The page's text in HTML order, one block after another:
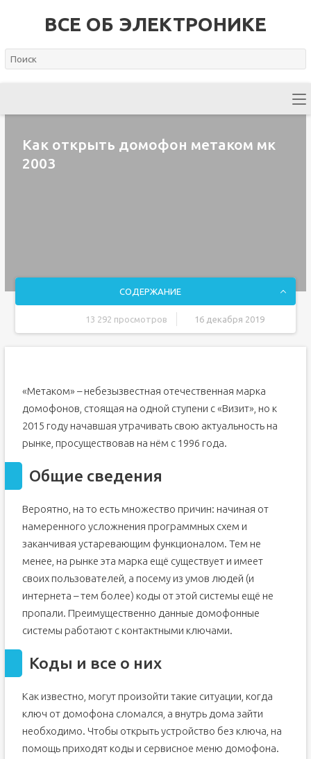
ВСЕ ОБ ЭЛЕКТРОНИКЕ
Как открыть домофон метаком мк
2003
СОДЕРЖАНИЕ
13 292 просмотров 16 декабря 2019
Как открыть домофон Метаком без ключа
Инструкция для моделей с дисплеем
Универсальные коды
Как открыть домофон Метаком без ключа
Инструкция для моделей с дисплеем
Инструкция для моделей без дисплея
Универсальные коды
Другие способы
«Метаком» – небезызвестная отечественная марка
домофонов, стоящая на одной ступени с «Визит», но к
2015 году начавшая утрачивать свою актуальность на
рынке, просуществовав на нём с 1996 года.
Общие сведения
Вероятно, на то есть множество причин: начиная от
намеренного усложнения программных схем и
заканчивая устаревающим функционалом. Тем не
менее, на рынке эта марка ещё существует и имеет
своих пользователей, а посему из умов людей (и
интернета – тем более) коды от этой системы ещё не
пропали. Преимущественно данные домофонные
системы работают с контактными ключами.
Коды и все о них
Как известно, могут произойти такие ситуации, когда
ключ от домофона сломался, а внутрь дома зайти
необходимо. Чтобы открыть устройство без ключа, на
помощь приходят коды и сервисное меню домофона.